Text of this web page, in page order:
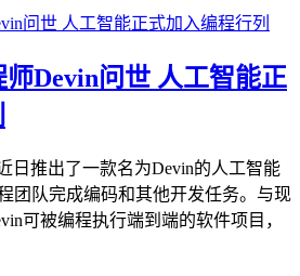
Devin问世 人工智能正
日推出了一款名为Devin的人工智能
团队完成编码和其他开发任务。与现
可被编程执行端到端的软件项目，